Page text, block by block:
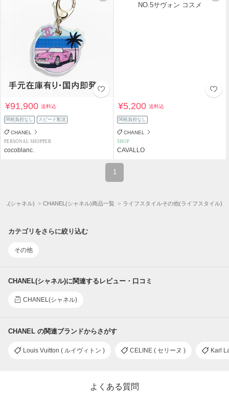
¥91,900送料込
関税負担なし スピード配送
CHANEL
PERSONAL SHOPPER
cocoblanc.
¥5,200送料込
関税負担なし
CHANEL
SHOP
CAVALLO
1
シャネル) CHANEL(シャネル)商品一覧 ライフスタイルその他(ライフスタイル)
カテゴリをさらに絞り込む
その他
CHANEL(シャネル)に関連するレビュー・口コミ
CHANEL(シャネル)
CHANEL の関連ブランドからさがす
Louis Vuitton ( ルイヴィトン ) CELINE ( セリーヌ ) Karl
よくある質問